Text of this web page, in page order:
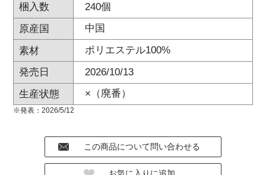
梱入数
240個
原産国
中国
素材
ポリエステル100%
発売日
2026/10/13
生産状態
×（廃番）
※発表：2026/5/12